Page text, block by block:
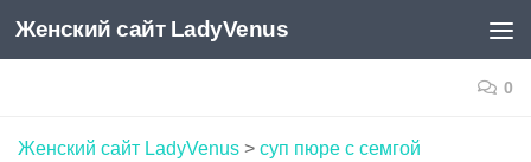
Skip to content
Женский сайт LadyVenus
0
Женский сайт LadyVenus > суп пюре с семгой